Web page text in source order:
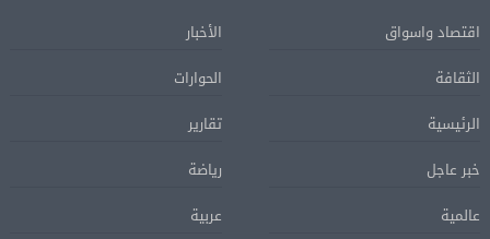
اقتصاد واسواق
الأخبار
الثقافة
الحوارات
الرئيسية
تقارير
خبر عاجل
رياضة
عالمية
عربية